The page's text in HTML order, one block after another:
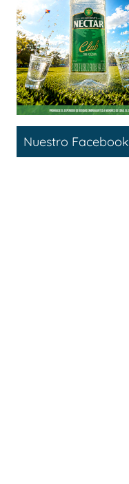
Nuestro Facebook